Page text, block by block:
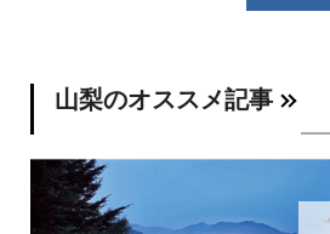
山梨のオススメ記事